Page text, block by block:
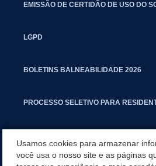
EMISSÃO DE CERTIDÃO DE USO DO
LGPD
BOLETINS BALNEABILIDADE 2026
PROCESSO SELETIVO PARA
Usamos cookies para armazenar
você usa o nosso site e as páginas